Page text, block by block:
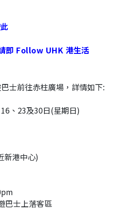
即 Follow UHK 港生活
士前往赤柱廣場，詳情如下:
、23及30日(星期日)
新港中心)
巴士上落客區